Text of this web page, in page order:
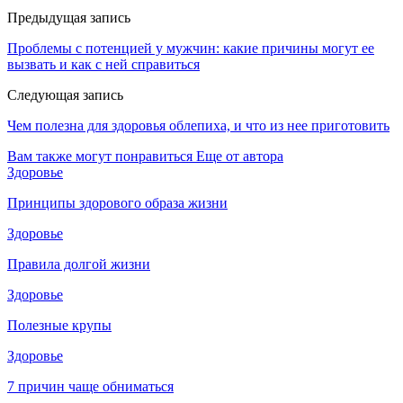
Предыдущая запись
Проблемы с потенцией у мужчин: какие причины могут ее
вызвать и как с ней справиться
Следующая запись
Чем полезна для здоровья облепиха, и что из нее приготовить
Вам также могут понравиться Еще от автора
Здоровье
Принципы здорового образа жизни
Здоровье
Правила долгой жизни
Здоровье
Полезные крупы
Здоровье
7 причин чаще обниматься